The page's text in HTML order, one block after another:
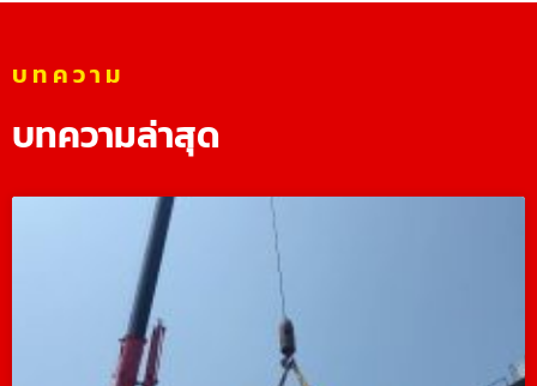
บทความ
บทความล่าสุด